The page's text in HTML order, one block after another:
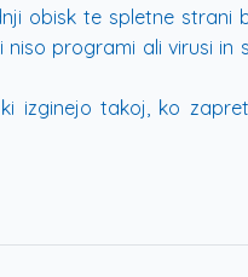
obisk te spletne strani
programi ali virusi
izginejo takoj, ko